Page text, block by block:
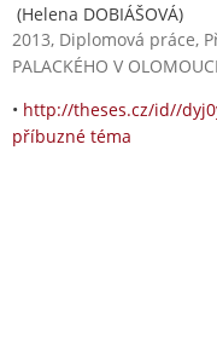
(Helena DOBIÁŠOVÁ)
2013, Diplomová práce,
PALACKÉHO V OLOMOUCI
• http://theses.cz/id//
příbuzné téma